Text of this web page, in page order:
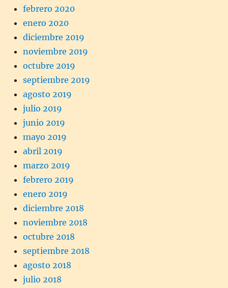
febrero 2020
enero 2020
diciembre 2019
noviembre 2019
octubre 2019
septiembre 2019
agosto 2019
julio 2019
junio 2019
mayo 2019
abril 2019
marzo 2019
febrero 2019
enero 2019
diciembre 2018
noviembre 2018
octubre 2018
septiembre 2018
agosto 2018
julio 2018